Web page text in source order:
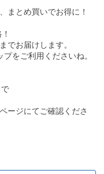
まとめ買いでお得に！
でお届けします。
をご利用くださいね。
ージにてご確認くださ